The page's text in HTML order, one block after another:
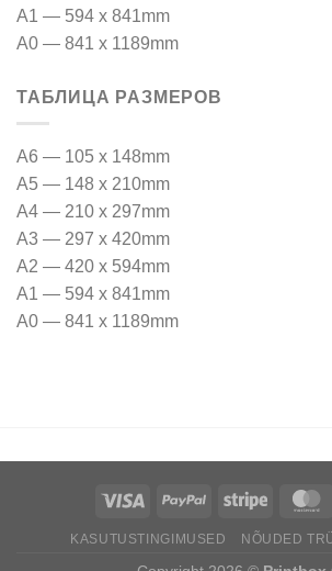
A1 — 594 x 841mm
A0 — 841 x 1189mm
ТАБЛИЦА РАЗМЕРОВ
A6 — 105 x 148mm
A5 — 148 x 210mm
A4 — 210 x 297mm
A3 — 297 x 420mm
A2 — 420 x 594mm
A1 — 594 x 841mm
A0 — 841 x 1189mm
KASUTUSTINGIMUSED NÕUDED